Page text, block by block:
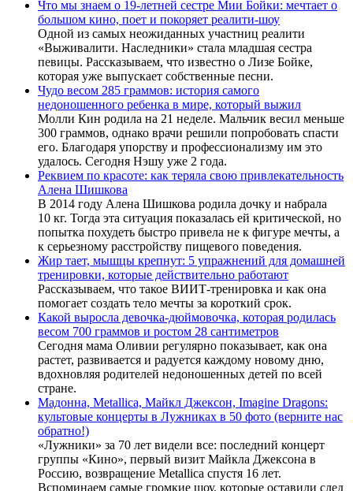
Что мы знаем о 19-летней сестре Мии Бойки: мечтает о
большом кино, поет и покоряет реалити-шоу
Одной из самых неожиданных участниц реалити
«Выживалити. Наследники» стала младшая сестра
певицы. Рассказываем, что известно о Лизе Бойке,
которая уже выпускает собственные песни.
Чудо весом 285 граммов: история самого
недоношенного ребенка в мире, который выжил
Молли Кин родила на 21 неделе. Мальчик весил меньше
300 граммов, однако врачи решили попробовать спасти
его. Благодаря упорству и профессионализму им это
удалось. Сегодня Нэшу уже 2 года.
Реквием по красоте: как теряла свою привлекательность
Алена Шишкова
В 2014 году Алена Шишкова родила дочку и набрала
10 кг. Тогда эта ситуация показалась ей критической, но
попытка похудеть быстро привела не к фигуре мечты, а
к серьезному расстройству пищевого поведения.
Жир тает, мышцы крепнут: 5 упражнений для домашней
тренировки, которые действительно работают
Рассказываем, что такое ВИИТ-тренировка и как она
помогает создать тело мечты за короткий срок.
Какой выросла девочка-дюймовочка, которая родилась
весом 700 граммов и ростом 28 сантиметров
Сегодня мама Оливии регулярно показывает, как она
растет, развивается и радуется каждому новому дню,
вдохновляя родителей недоношенных детей по всей
стране.
Мадонна, Metallica, Майкл Джексон, Imagine Dragons:
культовые концерты в Лужниках в 50 фото (верните нас
обратно!)
«Лужники» за 70 лет видели все: последний концерт
группы «Кино», первый визит Майкла Джексона в
Россию, возвращение Metallica спустя 16 лет.
Вспоминаем самые громкие шоу, которые оставили след